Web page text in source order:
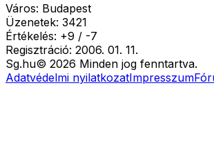
Város: Budapest
Üzenetek: 3421
Értékelés: +9 / -7
Regisztráció: 2006. 01. 11.
Sg.hu© 2026 Minden jog fenntartva.
Adatvédelmi nyilatkozatImpresszum